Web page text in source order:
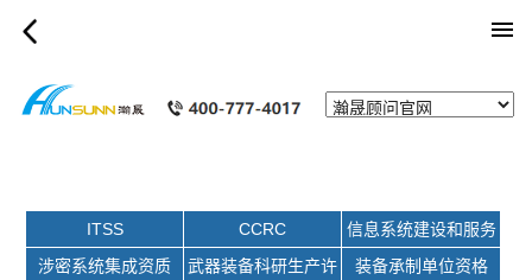
ITSS CCRC
信息系统建设和服务
能力评估
涉密系统集成资质
武器装备科研生产许
装备承制单位资格